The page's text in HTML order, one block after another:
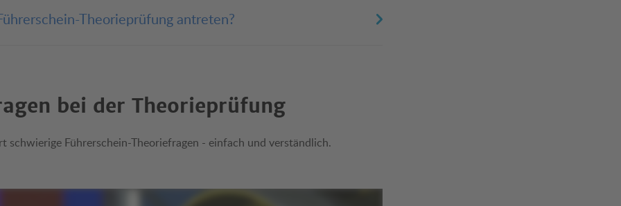
sowie auch in derGebärdenspracheabgelegt werden.
Theorieprüfung antreten?
bei der Theorieprüfung
schwierige Führerschein-Theoriefragen - einfach und verständlich.